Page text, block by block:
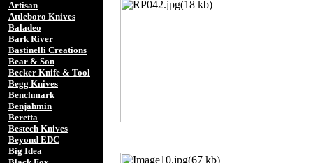
Artisan
Attleboro Knives
Baladeo
Bark River
Bastinelli Creations
Bear & Son
Becker Knife & Tool
Begg Knives
Benchmark
Benjahmin
Beretta
Bestech Knives
Beyond EDC
Big Idea